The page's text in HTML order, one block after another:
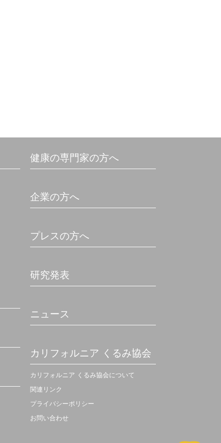
健康の専門家の方へ
企業の方へ
プレスの方へ
研究発表
ニュース
カリフォルニア くるみ協会
カリフォルニア くるみ協会について
関連リンク
プライバシーポリシー
お問い合わせ